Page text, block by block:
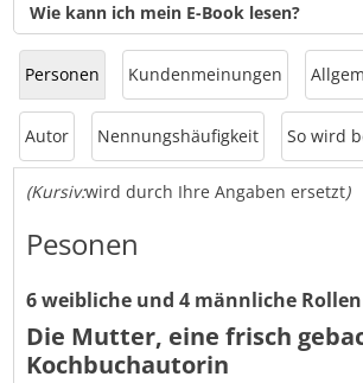
Wie kann ich mein E-Book lesen?
Personen Kundenmeinungen
Autor Nennungshäufigkeit So wird
(Kursiv:wird durch Ihre Angaben ersetzt)
Pesonen
6 weibliche und 4 männliche Rollen
Die Mutter, eine frisch
Kochbuchautorin